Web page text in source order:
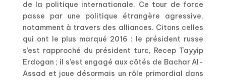
de la politique internationale. Ce tour de force
passe par une politique étrangère agressive,
notamment à travers des alliances. Citons celles
qui ont le plus marqué 2016 : le président russe
s’est rapproché du président turc, Recep Tayyip
Erdogan ; il s’est engagé aux côtés de Bachar Al-
Assad et joue désormais un rôle primordial dans